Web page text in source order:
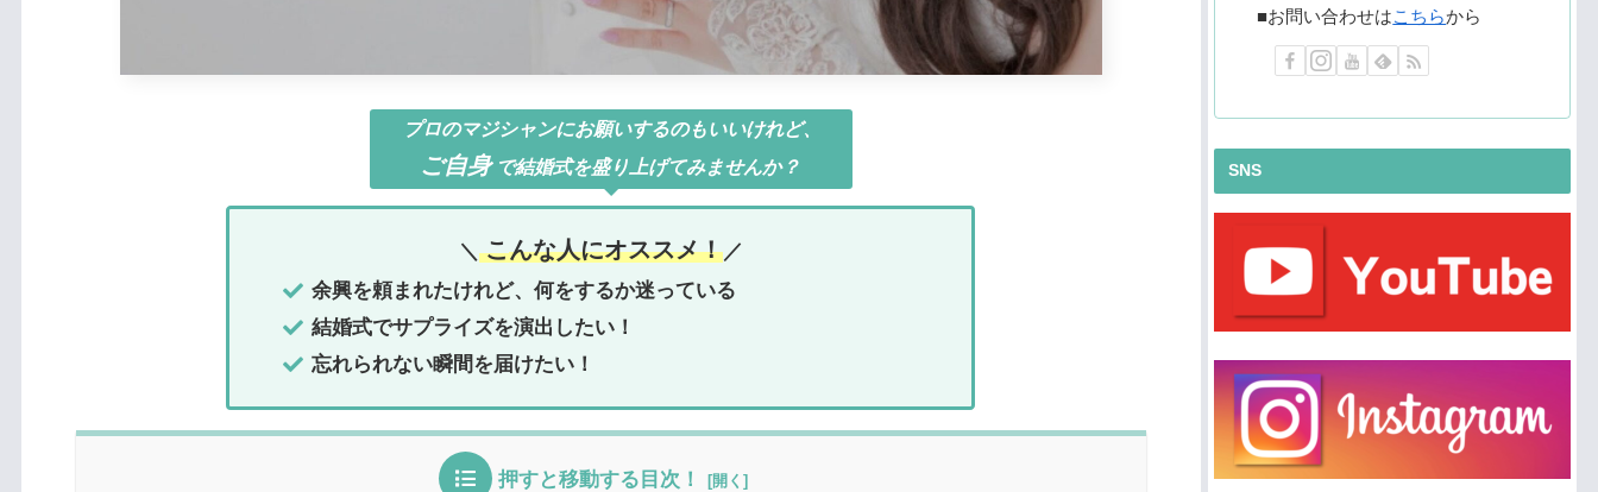
プロのマジシャンにお願いするのもいいけれど、
ご自身 で結婚式を盛り上げてみませんか？
＼ こんな人にオススメ！／
余興を頼まれたけれど、何をするか迷っている
結婚式でサプライズを演出したい！
忘れられない瞬間を届けたい！
押すと移動する目次！
■お問い合わせはこちらから
SNS